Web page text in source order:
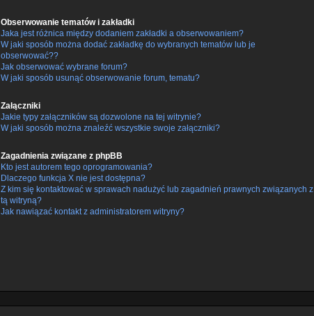
Obserwowanie tematów i zakładki
Jaka jest różnica między dodaniem zakładki a obserwowaniem?
W jaki sposób można dodać zakładkę do wybranych tematów lub je
obserwować??
Jak obserwować wybrane forum?
W jaki sposób usunąć obserwowanie forum, tematu?
Załączniki
Jakie typy załączników są dozwolone na tej witrynie?
W jaki sposób można znaleźć wszystkie swoje załączniki?
Zagadnienia związane z phpBB
Kto jest autorem tego oprogramowania?
Dlaczego funkcja X nie jest dostępna?
Z kim się kontaktować w sprawach nadużyć lub zagadnień prawnych związanych z
tą witryną?
Jak nawiązać kontakt z administratorem witryny?